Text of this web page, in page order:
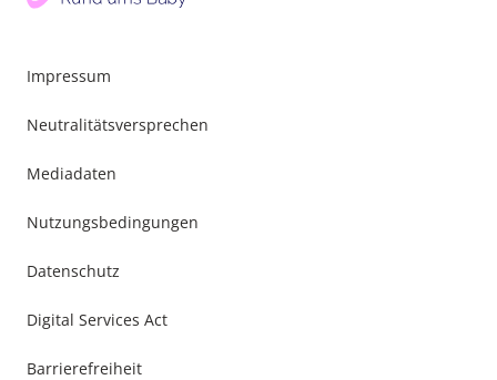
Impressum
Neutralitätsversprechen
Mediadaten
Nutzungsbedingungen
Datenschutz
Digital Services Act
Barrierefreiheit